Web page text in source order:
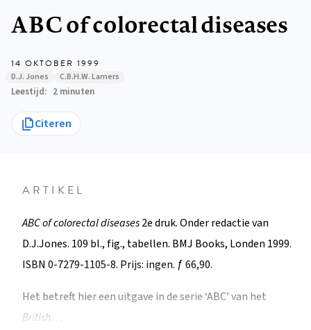
ABC of colorectal diseases
14 OKTOBER 1999
D.J. Jones C.B.H.W. Lamers
Leestijd 2 minuten
Citeren
ARTIKEL
ABC of colorectal diseases2e druk. Onder redactie van
D.J.Jones. 109 bl., fig., tabellen. BMJ Books, Londen 1999.
ISBN 0-7279-1105-8. Prijs: ingen. ƒ 66,90.
Het betreft hier een uitgave in de serie ‘ABC’ van het
British…